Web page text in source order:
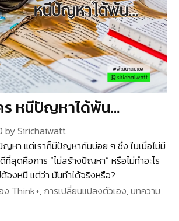
ร หนีปัญหาได้พ้น…
bySirichaiwatt
ญหา แต่เราก็มีปัญหากันบ่อย ๆ ซึ่ง ในเมื่อไม่มี
สุดคือการ “ไม่สร้างปัญหา” หรือไม่ทำอะไร
องหนี แต่ว่า มันทำได้จริงหรือ?
Think+, การเปลี่ยนแปลงตัวเอง,บทความ